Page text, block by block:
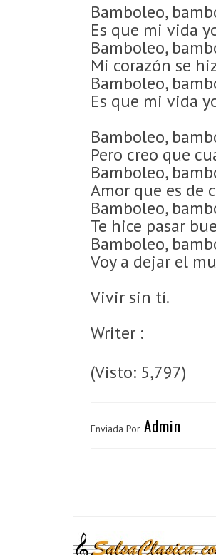
Bamboleo,
Es que mi vida
Bamboleo,
Mi corazón se
Bamboleo,
Es que mi vida
Bamboleo,
Pero creo que
Bamboleo,
Amor que es de
Bamboleo,
Te hice pasar
Bamboleo,
Voy a dejar el
Vivir sin tí.
Writer :
(Visto: 5,797)
Enviada Por Admin